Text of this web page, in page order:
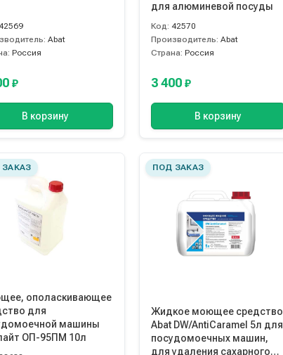
42569
Abat
Россия
₽
В корзину
для алюминевой посуды
Код: 42570
Производитель: Abat
Страна: Россия
3 400 ₽
В корзину
ополаскивающее
для
машины
ОП-95ПМ 10л
ПОД ЗАКАЗ
Жидкое моющее средство
Abat DW/AntiCaramel 5л для
посудомоечных машин,
для удаления сахарного